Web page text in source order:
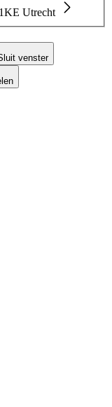
Utrecht
venster